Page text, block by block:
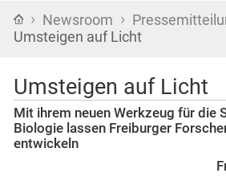
Startseite
› Newsroom ›
Umsteigen auf Licht
Umsteigen auf Licht
Mit ihrem neuen Werkzeug für die
Biologie lassen Freiburger
entwickeln